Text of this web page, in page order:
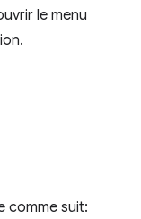
le menu
comme suit: